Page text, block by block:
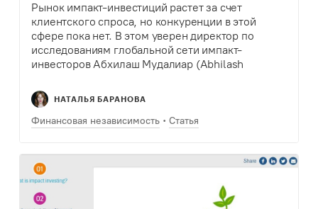
Рынок импакт-инвестиций растет за счет
клиентского спроса, но конкуренции в этой
сфере пока нет. В этом уверен директор по
исследованиям глобальной сети импакт-
инвесторов Абхилаш Мудалиар (Abhilash
Justmeans.com эксперт рассказал о тенденциях
в импакт-инвестировании. Замредактора
Теплицы Наталья…
НАТАЛЬЯ БАРАНОВА
Финансовая независимость Статья